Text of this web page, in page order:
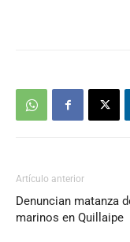
Artículo anterior
Denuncian matanza
marinos en Quillaipe